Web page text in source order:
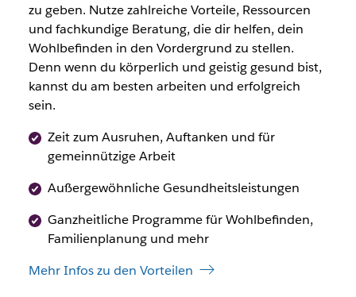
zu geben. Nutze zahlreiche Vorteile, Ressourcen
und fachkundige Beratung, die dir helfen, dein
Wohlbefinden in den Vordergrund zu stellen.
Denn wenn du körperlich und geistig gesund bist,
kannst du am besten arbeiten und erfolgreich
sein.
Zeit zum Ausruhen, Auftanken und für
gemeinnützige Arbeit
Außergewöhnliche Gesundheitsleistungen
Ganzheitliche Programme für Wohlbefinden,
Familienplanung und mehr
Mehr Infos zu den Vorteilen